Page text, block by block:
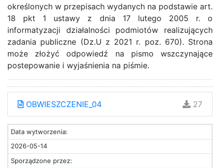
określonych w przepisach wydanych na podstawie art.
18 pkt 1 ustawy z dnia 17 lutego 2005 r. o
informatyzacji działalności podmiotów realizujących
zadania publiczne (Dz.U z 2021 r. poz. 670). Strona
może złożyć odpowiedź na pismo wszczynające
postepowanie i wyjaśnienia na piśmie.
OBWIESZCZENIE_04 27
Data wytworzenia:
2026-05-14
Sporządzone przez: